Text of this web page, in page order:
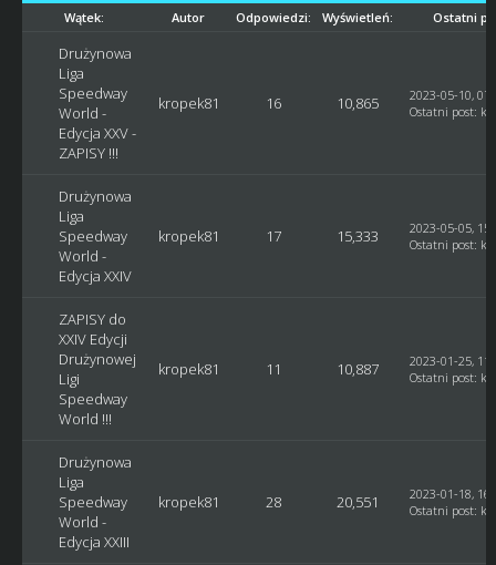
Wątek: Autor Odpowiedzi: Wyświetleń: Ostatni
Drużynowa
Liga
Speedway
World -
Edycja XXV -
ZAPISY !!!
kropek81 16 10,865
2023-05-10,
Ostatni post:
Drużynowa
Liga
Speedway
World -
Edycja XXIV
kropek81 17 15,333
2023-05-05,
Ostatni post:
ZAPISY do
XXIV Edycji
Drużynowej
Ligi
Speedway
World !!!
kropek81 11 10,887
2023-01-25,
Ostatni post:
Drużynowa
Liga
Speedway
World -
Edycja XXIII
kropek81 28 20,551
2023-01-18,
Ostatni post: